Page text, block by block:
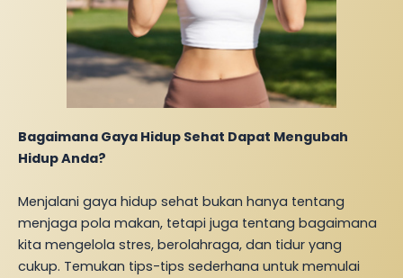
Bagaimana Gaya Hidup Sehat Dapat Mengubah
Hidup Anda?
Menjalani gaya hidup sehat bukan hanya tentang
menjaga pola makan, tetapi juga tentang bagaimana
kita mengelola stres, berolahraga, dan tidur yang
cukup. Temukan tips-tips sederhana untuk memulai